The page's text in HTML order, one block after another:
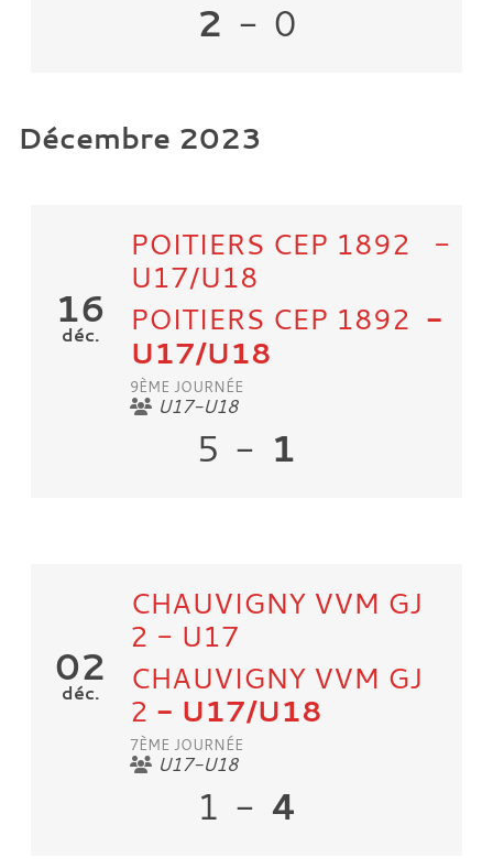
2 - 0
Décembre 2023
16
déc.
POITIERS CEP 1892 -
U17/U18
POITIERS CEP 1892 -
U17/U18
9ÈME JOURNÉE
U17-U18
5 - 1
02
déc.
CHAUVIGNY VVM GJ
2 - U17
CHAUVIGNY VVM GJ
2 - U17/U18
7ÈME JOURNÉE
U17-U18
1 - 4